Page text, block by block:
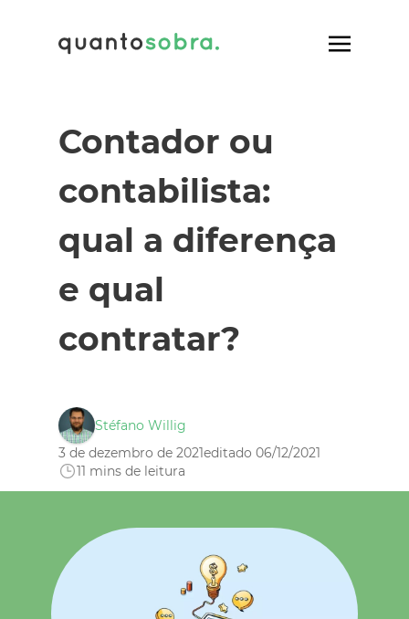
Contador ou
contabilista:
qual a diferença
e qual
contratar?
Stéfano Willig
3 de dezembro de 2021editado 06/12/2021
11 mins de leitura